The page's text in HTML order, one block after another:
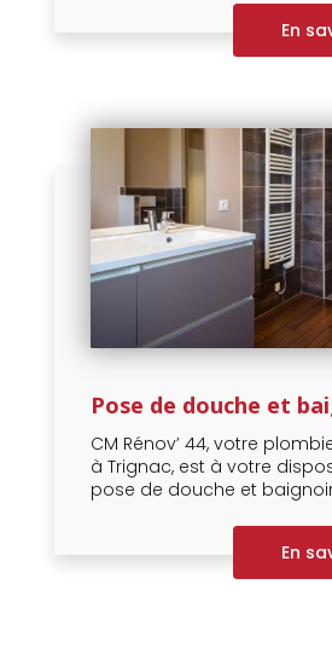
En
Pose de douche et
CM Rénov’ 44, votre
à Trignac, est à votre
pose de douche et
En